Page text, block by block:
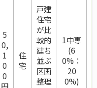
5
0,
1
0
0
住
宅
戸建
住宅
が比
較的
建ち
並ぶ
区画
整理
1中専
(6
0%：
20
0%)